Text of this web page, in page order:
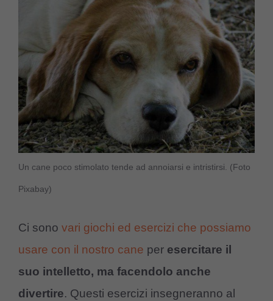
Un cane poco stimolato tende ad annoiarsi e intristirsi. (Foto
Pixabay)
Ci sono vari giochi ed esercizi che possiamo
usare con il nostro cane per esercitare il
suo intelletto, ma facendolo anche
divertire. Questi esercizi insegneranno al